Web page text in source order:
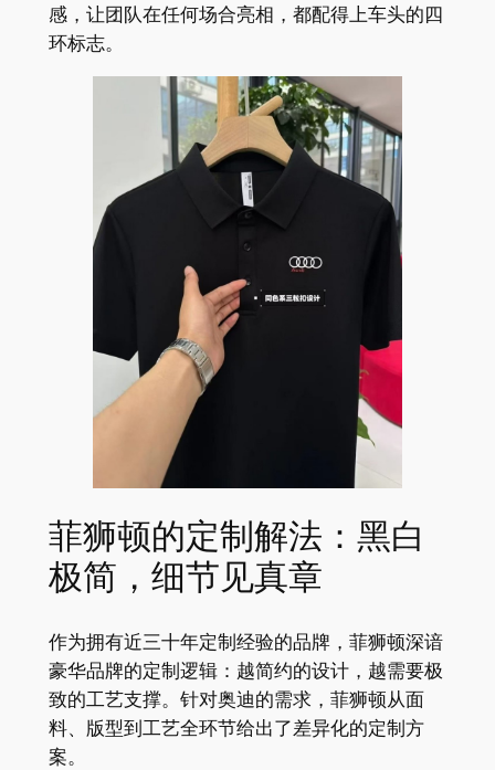
感，让团队在任何场合亮相，都配得上车头的四
环标志。
菲狮顿的定制解法：黑白
极简，细节见真章
作为拥有近三十年定制经验的品牌，菲狮顿深谙
豪华品牌的定制逻辑：越简约的设计，越需要极
致的工艺支撑。针对奥迪的需求，菲狮顿从面
料、版型到工艺全环节给出了差异化的定制方
案。